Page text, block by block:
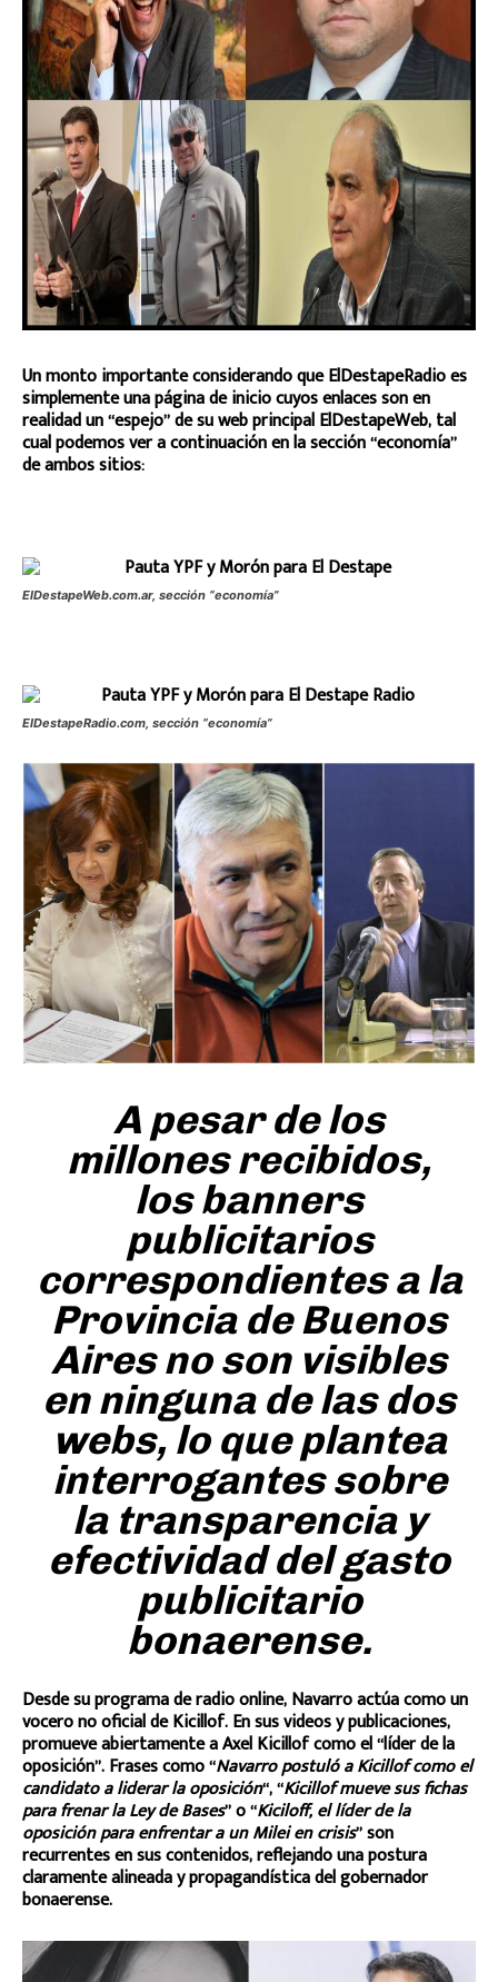
Un monto importante considerando que ElDestapeRadio es
simplemente una página de inicio cuyos enlaces son en
realidad un “espejo” de su web principal ElDestapeWeb, tal
cual podemos ver a continuación en la sección “economía”
de ambos sitios:
ElDestapeWeb.com.ar, sección “economía”
ElDestapeRadio.com, sección “economía”
A pesar de los
millones recibidos,
los banners
publicitarios
correspondientes a la
Provincia de Buenos
Aires no son visibles
en ninguna de las dos
webs, lo que plantea
interrogantes sobre
la transparencia y
efectividad del gasto
publicitario
bonaerense.
Desde su programa de radio online, Navarro actúa como un
vocero no oficial de Kicillof. En sus videos y publicaciones,
promueve abiertamente a Axel Kicillof como el “líder de la
oposición”. Frases como “Navarro postuló a Kicillof como el
candidato a liderar la oposición“, “Kicillof mueve sus fichas
para frenar la Ley de Bases” o “Kiciloff, el líder de la
oposición para enfrentar a un Milei en crisis” son
recurrentes en sus contenidos, reflejando una postura
claramente alineada y propagandística del gobernador
bonaerense.